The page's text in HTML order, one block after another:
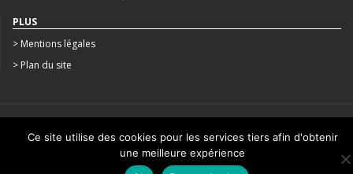
PLUS
> Mentions légales
> Plan du site
CRÉATION : AGENCE STUDIO N°3
Ce site utilise des cookies pour les services tiers afin d'obtenir
une meilleure expérience